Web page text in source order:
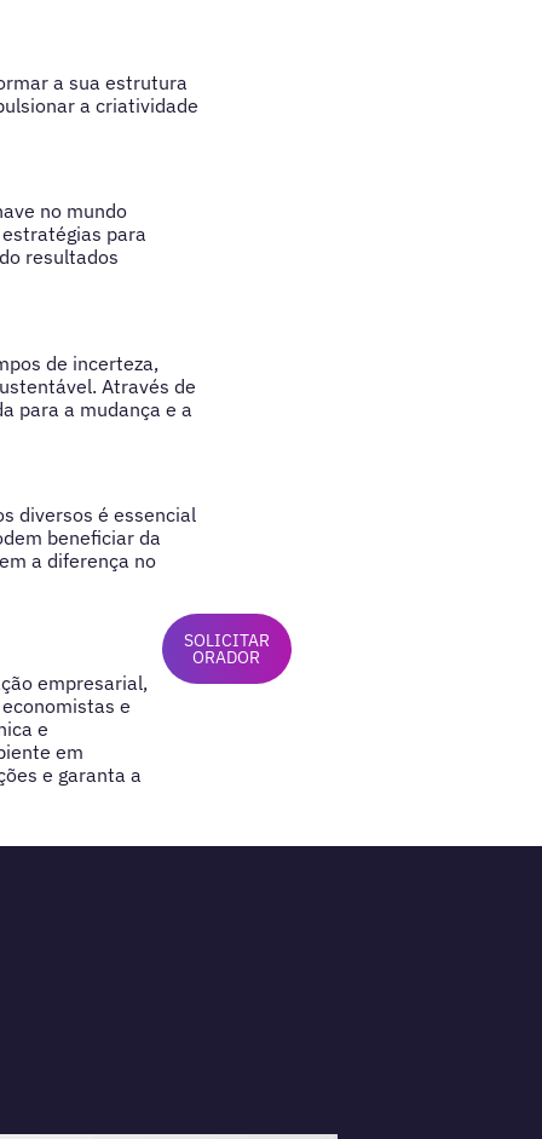
a sua estrutura
a criatividade
no mundo
para
resultados
de incerteza,
Através de
para a mudança e a
diversos é essencial
beneficiar da
a diferença no
empresarial,
e
e
em
e garanta a
SOLICITAR
ORADOR